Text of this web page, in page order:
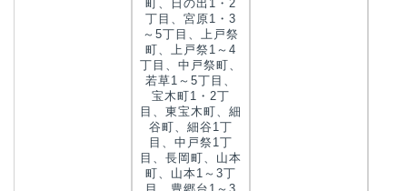
町、日の出1・2
丁目、宮原1・3
～5丁目、上戸祭
町、上戸祭1～4
丁目、中戸祭町、
若草1～5丁目、
宝木町1・2丁
目、東宝木町、細
谷町、細谷1丁
目、中戸祭1丁
目、長岡町、山本
町、山本1～3丁